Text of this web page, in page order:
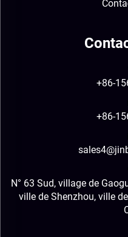
+86-
+86-
N° 63 Sud, village de
ville de Shenzhou, ville